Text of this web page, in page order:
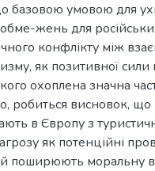
базовою умовою для
жень для
конфлікту між
як позитивної сили
охоплена значна
робиться висновок,
в Європу з
як потенційні
поширюють моральну